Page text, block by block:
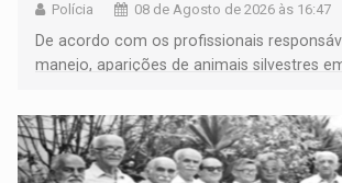
Polícia 08 de Agosto de 2026 às 16:47
De acordo com os profissionais
manejo, aparições de animais silvestres